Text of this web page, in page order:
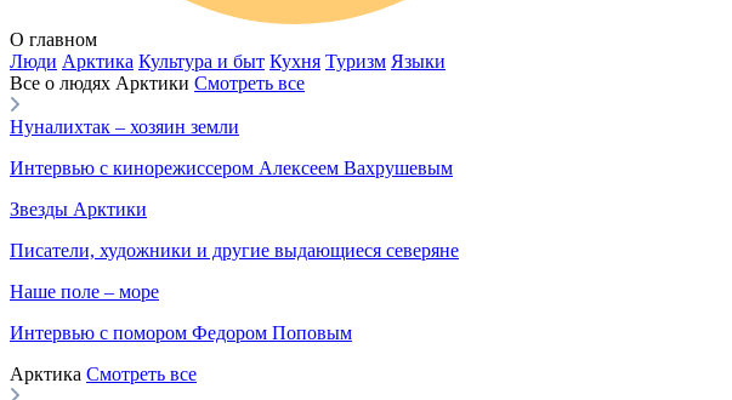
О главном
Люди Арктика Культура и быт Кухня Туризм Языки
Все о людях Арктики Смотреть все
Нуналихтак – хозяин земли
Интервью с кинорежиссером Алексеем Вахрушевым
Звезды Арктики
Писатели, художники и другие выдающиеся северяне
Наше поле – море
Интервью с помором Федором Поповым
Арктика Смотреть все